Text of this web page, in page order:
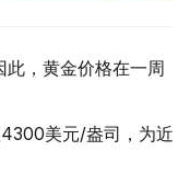
，黄金价格在一周
美元/盎司，为近